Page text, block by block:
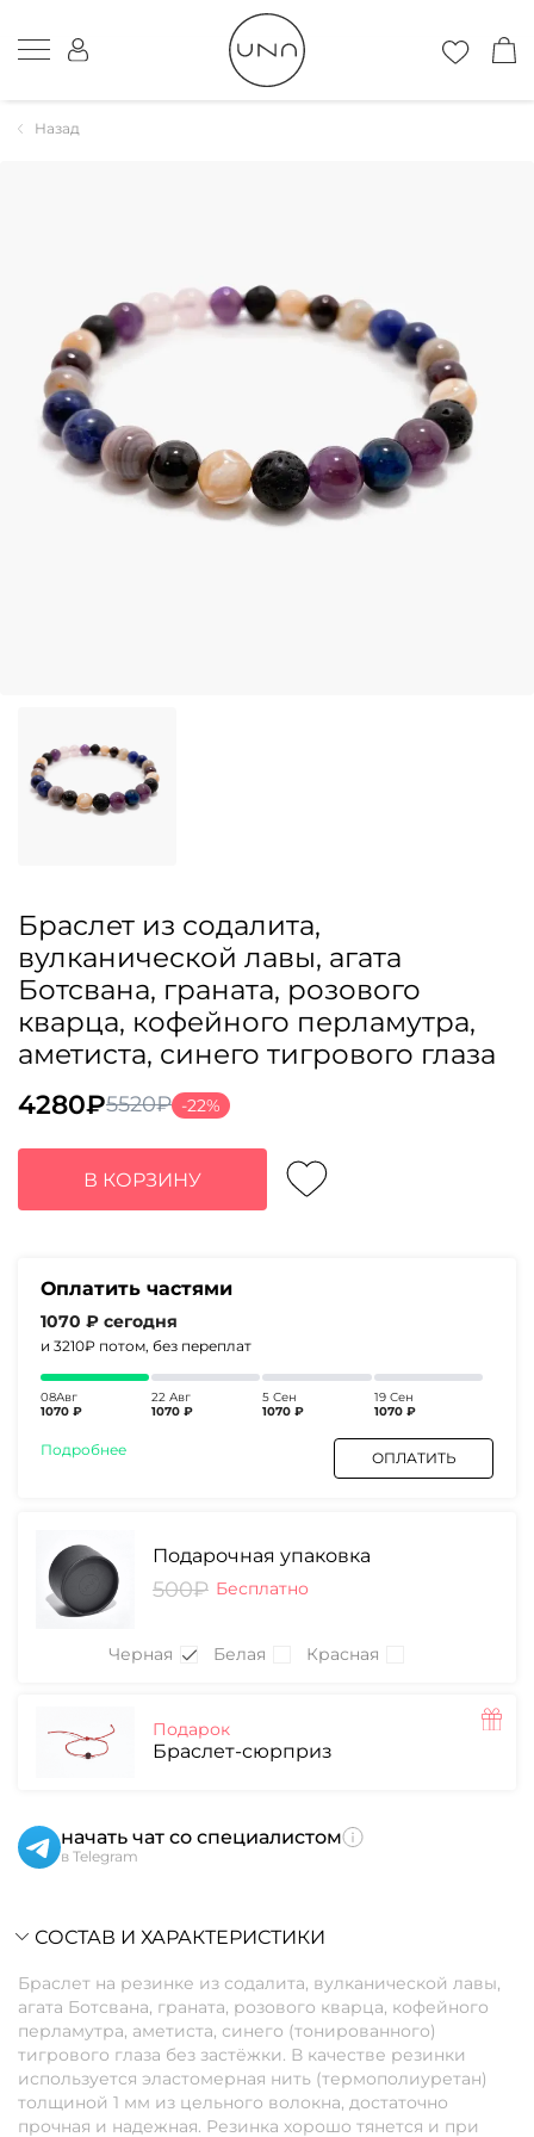
Назад
Браслет из содалита,
вулканической лавы, агата
Ботсвана, граната, розового
кварца, кофейного перламутра,
аметиста, синего тигрового глаза
5520₽
Первоначальная
цена
составляла
5520₽.
4280₽
Текущая
цена:
4280₽.
-22%
В КОРЗИНУ
Оплатить частями
1070 ₽ сегодня
и 3210₽ потом, без переплат
08Авг
1070 ₽
22 Авг
1070 ₽
5 Сен
1070 ₽
19 Сен
1070 ₽
Подробнее ОПЛАТИТЬ
Подарочная упаковка
500₽ Бесплатно
Черная Белая Красная
Подарок
Браслет-сюрприз
начать чат со специалистом
в Telegram
СОСТАВ И ХАРАКТЕРИСТИКИ
Браслет на резинке из содалита, вулканической лавы,
агата Ботсвана, граната, розового кварца, кофейного
перламутра, аметиста, синего (тонированного)
тигрового глаза без застёжки. В качестве резинки
используется эластомерная нить (термополиуретан)
толщиной 1 мм из цельного волокна, достаточно
прочная и надежная. Резинка хорошо тянется и при